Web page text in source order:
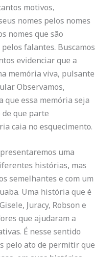
motivos,
nomes pelos nomes
nomes que são
falantes. Buscamos
evidenciar que a
memória viva, pulsante
Observamos,
que essa memória seja
que parte
caia no esquecimento.
uma
histórias, mas
semelhantes e com um
Uma história que é
Juracy, Robson e
que ajudaram a
É nesse sentido
pelo ato de permitir que